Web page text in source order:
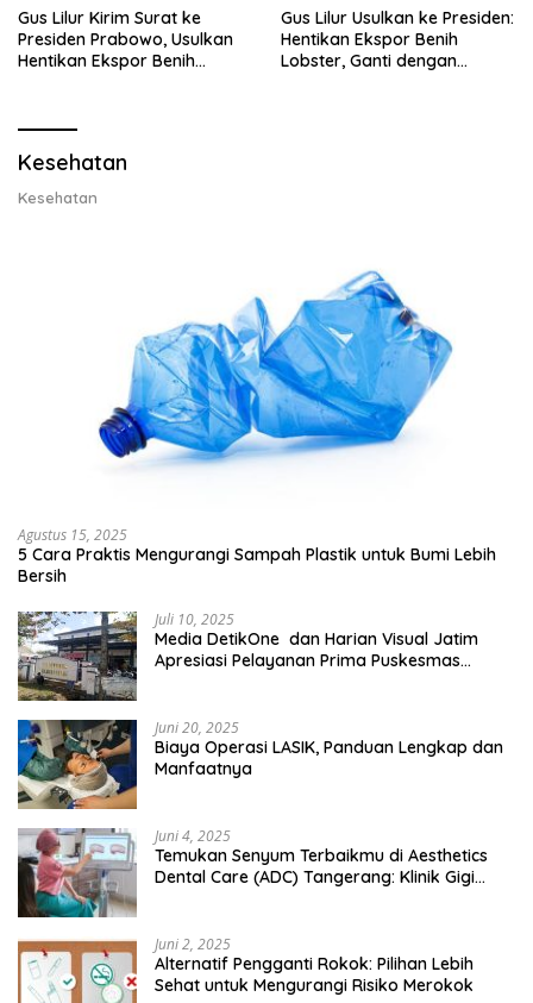
Gus Lilur Kirim Surat ke
Presiden Prabowo, Usulkan
Hentikan Ekspor Benih
Gus Lilur Usulkan ke Presiden:
Hentikan Ekspor Benih
Lobster, Ganti dengan
Kesehatan
Kesehatan
Agustus 15, 2025
5 Cara Praktis Mengurangi Sampah Plastik untuk Bumi Lebih
Bersih
Juli 10, 2025
Media DetikOne dan Harian Visual Jatim
Apresiasi Pelayanan Prima Puskesmas
Juni 20, 2025
Biaya Operasi LASIK, Panduan Lengkap dan
Manfaatnya
Juni 4, 2025
Temukan Senyum Terbaikmu di Aesthetics
Dental Care (ADC) Tangerang: Klinik Gigi
Juni 2, 2025
Alternatif Pengganti Rokok: Pilihan Lebih
Sehat untuk Mengurangi Risiko Merokok